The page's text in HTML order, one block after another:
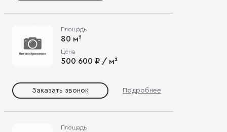
Площадь
80 м²
Цена
500 600 ₽ / м²
Заказать звонок Подробнее
Площадь